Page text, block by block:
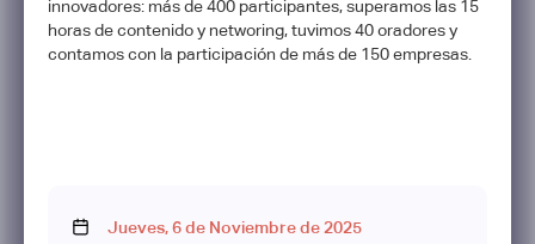
innovadores: más de 400 participantes, superamos las 15
horas de contenido y networing, tuvimos 40 oradores y
contamos con la participación de más de 150 empresas.
Jueves,6de Noviembrede 2025